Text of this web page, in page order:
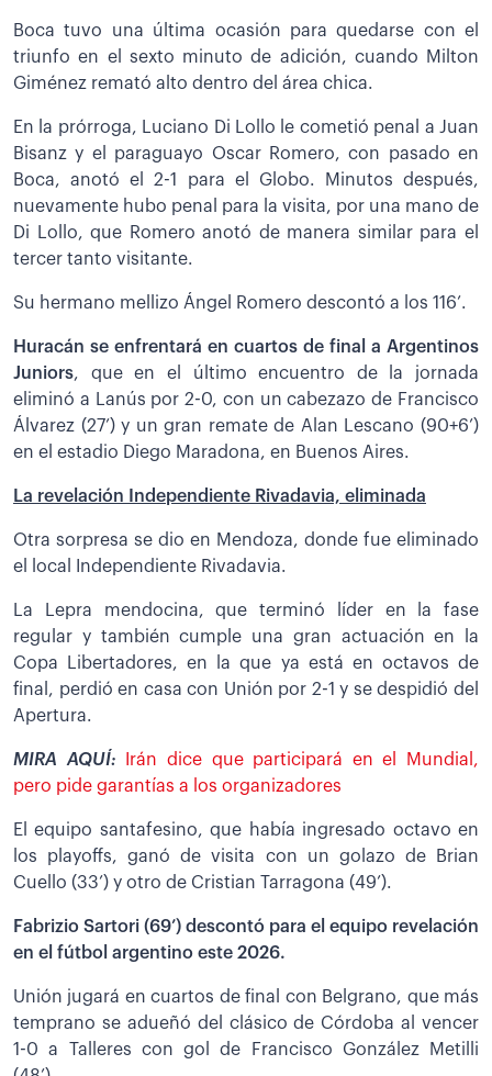
Boca tuvo una última ocasión para quedarse con el
triunfo en el sexto minuto de adición, cuando Milton
Giménez remató alto dentro del área chica.
En la prórroga, Luciano Di Lollo le cometió penal a Juan
Bisanz y el paraguayo Oscar Romero, con pasado en
Boca, anotó el 2-1 para el Globo. Minutos después,
nuevamente hubo penal para la visita, por una mano de
Di Lollo, que Romero anotó de manera similar para el
tercer tanto visitante.
Su hermano mellizo Ángel Romero descontó a los 116’.
Huracán se enfrentará en cuartos de final a Argentinos
Juniors, que en el último encuentro de la jornada
eliminó a Lanús por 2-0, con un cabezazo de Francisco
Álvarez (27’) y un gran remate de Alan Lescano (90+6’)
en el estadio Diego Maradona, en Buenos Aires.
La revelación Independiente Rivadavia, eliminada
Otra sorpresa se dio en Mendoza, donde fue eliminado
el local Independiente Rivadavia.
La Lepra mendocina, que terminó líder en la fase
regular y también cumple una gran actuación en la
Copa Libertadores, en la que ya está en octavos de
final, perdió en casa con Unión por 2-1 y se despidió del
Apertura.
MIRA AQUÍ:
Irán dice que participará en el Mundial,
pero pide garantías a los organizadores
El equipo santafesino, que había ingresado octavo en
los playoffs, ganó de visita con un golazo de Brian
Cuello (33’) y otro de Cristian Tarragona (49’).
Fabrizio Sartori (69’) descontó para el equipo revelación
en el fútbol argentino este 2026.
Unión jugará en cuartos de final con Belgrano, que más
temprano se adueñó del clásico de Córdoba al vencer
1-0 a Talleres con gol de Francisco González Metilli